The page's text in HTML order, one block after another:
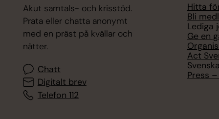
Akut samtals- och krisstöd.
Prata eller chatta anonymt
med en präst på kvällar och
nätter.
Chatt
Digitalt brev
Telefon 112
Hitta
Bli
Lediga
Ge en
Act
Press